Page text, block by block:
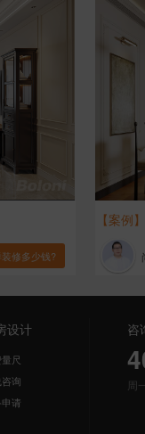
修多少钱?
【案例】
设计
尺
询
请
咨
周